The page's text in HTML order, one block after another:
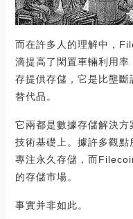
而在許多人的理解中，
滴提高了閑置車輛利用
存提供存儲，它是比壟
替代品。
它兩都是數據存儲解決
技術基礎上。據許多觀
專注永久存儲，而
的存儲市場。
事實并非如此。